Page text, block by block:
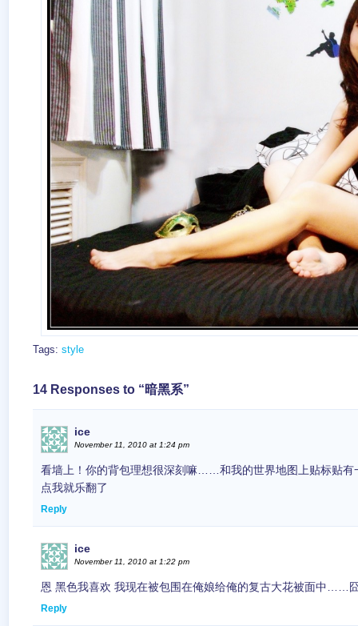
Tags: style
14 Responses to “暗黑系”
ice
November 11, 2010 at 1:24 pm
看墙上！你的背包理想很深刻嘛……和我的世界地图上贴标贴有
点我就乐翻了
Reply
ice
November 11, 2010 at 1:22 pm
恩 黑色我喜欢 我现在被包围在俺娘给俺的复古大花被面中……
Reply